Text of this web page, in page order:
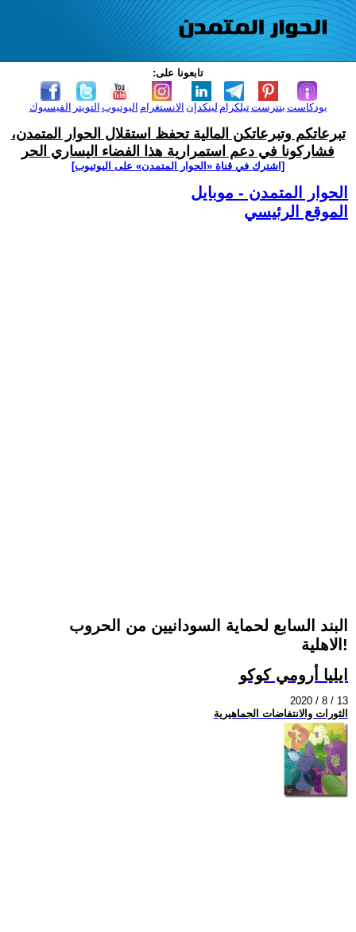
تابعونا على:
الفيسبوك التويتر اليوتيوب الانستغرام لينكدإن تيلكرامبنترست بودكاست
تبرعاتكم وتبرعاتكن المالية تحفظ استقلال الحوار المتمدن،
فشاركونا في دعم استمرارية هذا الفضاء اليساري الحر
[اشترك في قناة ‫«الحوار المتمدن» على اليوتيوب]
الحوار المتمدن - موبايل
الموقع الرئيسي
البند السابع لحماية السودانيين من الحروب
الاهلية!
ايليا أرومي كوكو
2020 / 8 / 13
الثورات والانتفاضات الجماهيرية